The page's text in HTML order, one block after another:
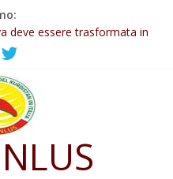
contro i crimini di guerra
deve essere trasformata in
è di nuovo sotto minaccia
Rêber Apo ostacolerebbe